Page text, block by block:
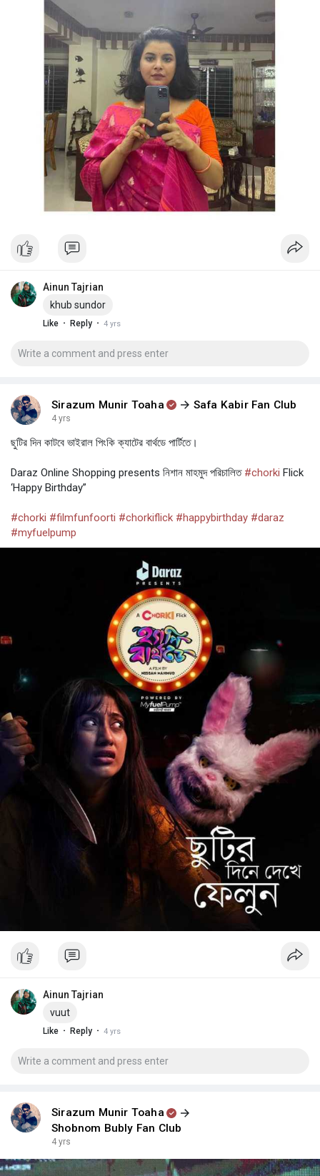
Ainun Tajrian
khub sundor
Like · Reply · 4 yrs
Sirazum Munir Toaha Safa Kabir Fan Club
4 yrs
ছুটির দিন কাটবে ভাইরাল পিংকি ক্যাটের বার্থডে পার্টিতে।
Daraz Online Shopping presents নিশান মাহমুদ পরিচালিত #chorki Flick
‘Happy Birthday”
#chorki #filmfunfoorti #chorkiflick #happybirthday #daraz
#myfuelpump
Ainun Tajrian
vuut
Like · Reply · 4 yrs
Sirazum Munir Toaha
Shobnom Bubly Fan Club
4 yrs